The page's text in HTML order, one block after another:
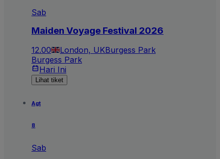
Sab
Maiden Voyage Festival 2026
12.00 London, UKBurgess Park
Burgess Park
Hari Ini
Lihat tiket
Agt
8
Sab